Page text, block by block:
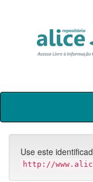
Skip
Use este
http://